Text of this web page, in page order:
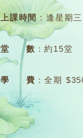
上課時間：逢星期
堂 數 ：約15堂
學 費 ：全期